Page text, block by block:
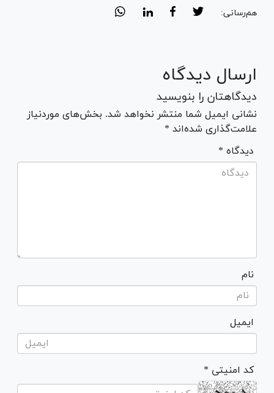
هم‌رسانی:
ارسال دیدگاه
دیدگاهتان را بنویسید
نشانی ایمیل شما منتشر نخواهد شد. بخش‌های موردنیاز
علامت‌گذاری شده‌اند *
* دیدگاه
نام
ایمیل
* کد امنیتی